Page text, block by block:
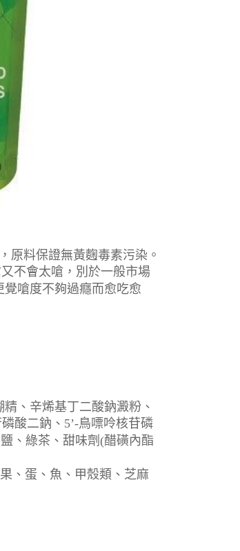
原料保證無黃麴毒素污染。
不會太嗆，別於一般市場
嗆度不夠過癮而愈吃愈
、辛烯基丁二酸鈉澱粉、
酸二鈉、5’-鳥嘌呤核苷磷
、綠茶、甜味劑(醋磺內酯
、蛋、魚、甲殼類、芝麻